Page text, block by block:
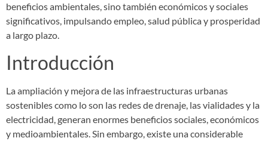
beneficios ambientales, sino también económicos y sociales
significativos, impulsando empleo, salud pública y prosperidad
a largo plazo.
Introducción
La ampliación y mejora de las infraestructuras urbanas
sostenibles como lo son las redes de drenaje, las vialidades y la
electricidad, generan enormes beneficios sociales, económicos
y medioambientales. Sin embargo, existe una considerable